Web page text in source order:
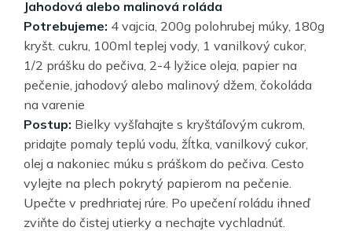
Jahodová alebo malinová roláda
Potrebujeme: 4 vajcia, 200g polohrubej múky, 180g
kryšt. cukru, 100ml teplej vody, 1 vanilkový cukor,
1/2 prášku do pečiva, 2-4 lyžice oleja, papier na
pečenie, jahodový alebo malinový džem, čokoláda
na varenie
Postup: Bielky vyšľahajte s kryštáľovým cukrom,
pridajte pomaly teplú vodu, žĺtka, vanilkový cukor,
olej a nakoniec múku s práškom do pečiva. Cesto
vylejte na plech pokrytý papierom na pečenie.
Upečte v predhriatej rúre. Po upečení roládu ihneď
zviňte do čistej utierky a nechajte vychladnúť.